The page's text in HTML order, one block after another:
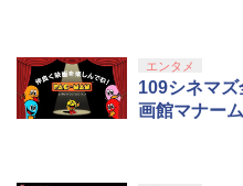
【
剣、十
しイラ
エンタメ
109シネマ
画館マナー